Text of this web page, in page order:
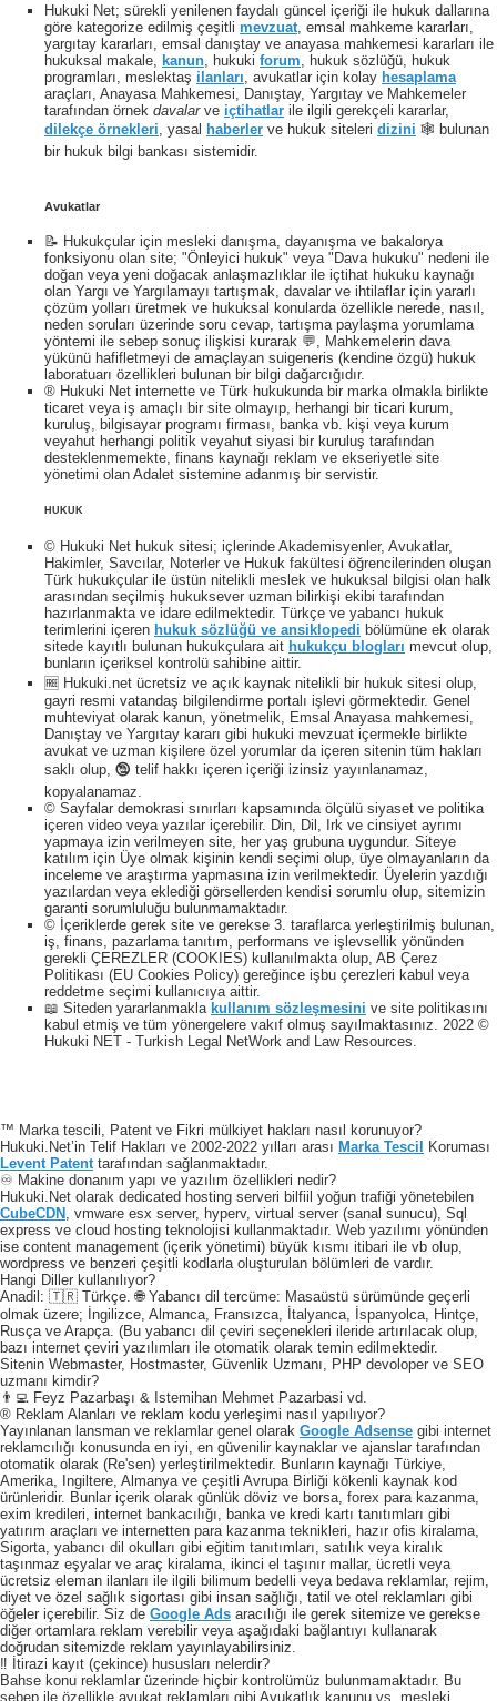
Hukuki Net; sürekli yenilenen faydalı güncel içeriği ile hukuk dallarına
göre kategorize edilmiş çeşitli mevzuat , emsal mahkeme kararları,
yargıtay kararları, emsal danıştay ve anayasa mahkemesi kararları ile
hukuksal makale, kanun , hukuki forum , hukuk sözlüğü, hukuk
programları, meslektaş ilanları , avukatlar için kolay hesaplama
araçları, Anayasa Mahkemesi, Danıştay, Yargıtay ve Mahkemeler
tarafından örnek davalarve içtihatlar ile ilgili gerekçeli kararlar,
dilekçe örnekleri , yasal haberler ve hukuk siteleri dizini 🕸 bulunan
bir hukuk bilgi bankası sistemidir.
Avukatlar
📝 Hukukçular için mesleki danışma, dayanışma ve bakalorya
fonksiyonu olan site; "Önleyici hukuk" veya "Dava hukuku" nedeni ile
doğan veya yeni doğacak anlaşmazlıklar ile içtihat hukuku kaynağı
olan Yargı ve Yargılamayı tartışmak, davalar ve ihtilaflar için yararlı
çözüm yolları üretmek ve hukuksal konularda özellikle nerede, nasıl,
neden soruları üzerinde soru cevap, tartışma paylaşma yorumlama
yöntemi ile sebep sonuç ilişkisi kurarak 💬, Mahkemelerin dava
yükünü hafifletmeyi de amaçlayan suigeneris (kendine özgü) hukuk
laboratuarı özellikleri bulunan bir bilgi dağarcığıdır.
® Hukuki Net internette ve Türk hukukunda bir marka olmakla birlikte
ticaret veya iş amaçlı bir site olmayıp, herhangi bir ticari kurum,
kuruluş, bilgisayar programı firması, banka vb. kişi veya kurum
veyahut herhangi politik veyahut siyasi bir kuruluş tarafından
desteklenmemekte, finans kaynağı reklam ve ekseriyetle site
yönetimi olan Adalet sistemine adanmış bir servistir.
HUKUK
© Hukuki Net hukuk sitesi; içlerinde Akademisyenler, Avukatlar,
Hakimler, Savcılar, Noterler ve Hukuk fakültesi öğrencilerinden oluşan
Türk hukukçular ile üstün nitelikli meslek ve hukuksal bilgisi olan halk
arasından seçilmiş hukuksever uzman bilirkişi ekibi tarafından
hazırlanmakta ve idare edilmektedir. Türkçe ve yabancı hukuk
terimlerini içeren hukuk sözlüğü ve ansiklopedi bölümüne ek olarak
sitede kayıtlı bulunan hukukçulara ait hukukçu blogları mevcut olup,
bunların içeriksel kontrolü sahibine aittir.
🆓 Hukuki.net ücretsiz ve açık kaynak nitelikli bir hukuk sitesi olup,
gayri resmi vatandaş bilgilendirme portalı işlevi görmektedir. Genel
muhteviyat olarak kanun, yönetmelik, Emsal Anayasa mahkemesi,
Danıştay ve Yargıtay kararı gibi hukuki mevzuat içermekle birlikte
avukat ve uzman kişilere özel yorumlar da içeren sitenin tüm hakları
saklı olup, 🕲 telif hakkı içeren içeriği izinsiz yayınlanamaz,
kopyalanamaz.
© Sayfalar demokrasi sınırları kapsamında ölçülü siyaset ve politika
içeren video veya yazılar içerebilir. Din, Dil, Irk ve cinsiyet ayrımı
yapmaya izin verilmeyen site, her yaş grubuna uygundur. Siteye
katılım için Üye olmak kişinin kendi seçimi olup, üye olmayanların da
inceleme ve araştırma yapmasına izin verilmektedir. Üyelerin yazdığı
yazılardan veya eklediği görsellerden kendisi sorumlu olup, sitemizin
garanti sorumluluğu bulunmamaktadır.
© İçeriklerde gerek site ve gerekse 3. taraflarca yerleştirilmiş bulunan,
iş, finans, pazarlama tanıtım, performans ve işlevsellik yönünden
gerekli ÇEREZLER (COOKIES) kullanılmakta olup, AB Çerez
Politikası (EU Cookies Policy) gereğince işbu çerezleri kabul veya
reddetme seçimi kullanıcıya aittir.
📖 Siteden yararlanmakla kullanım sözleşmesini ve site politikasını
kabul etmiş ve tüm yönergelere vakıf olmuş sayılmaktasınız. 2022 ©
Hukuki NET - Turkish Legal NetWork and Law Resources.
™ Marka tescili, Patent ve Fikri mülkiyet hakları nasıl korunuyor?
Hukuki.Net’in Telif Hakları ve 2002-2022 yılları arası Marka Tescil
Koruması
Levent Patenttarafından sağlanmaktadır.
♾️ Makine donanım yapı ve yazılım özellikleri nedir?
Hukuki.Net olarak dedicated hosting serveri bilfiil yoğun trafiği yönetebilen
CubeCDN , vmware esx server, hyperv, virtual server (sanal sunucu), Sql
express ve cloud hosting teknolojisi kullanmaktadır. Web yazılımı yönünden
ise content management (içerik yönetimi) büyük kısmı itibari ile vb olup,
wordpress ve benzeri çeşitli kodlarla oluşturulan bölümleri de vardır.
Hangi Diller kullanılıyor?
Anadil: 🇹🇷 Türkçe. 🌐 Yabancı dil tercüme: Masaüstü sürümünde geçerli
olmak üzere; İngilizce, Almanca, Fransızca, İtalyanca, İspanyolca, Hintçe,
Rusça ve Arapça. (Bu yabancı dil çeviri seçenekleri ileride artırılacak olup,
bazı internet çeviri yazılımları ile otomatik olarak temin edilmektedir.
Sitenin Webmaster, Hostmaster, Güvenlik Uzmanı, PHP devoloper ve SEO
uzmanı kimdir?
👨‍💻 Feyz Pazarbaşı & Istemihan Mehmet Pazarbasi vd.
® Reklam Alanları ve reklam kodu yerleşimi nasıl yapılıyor?
Yayınlanan lansman ve reklamlar genel olarak Google Adsense gibi internet
reklamcılığı konusunda en iyi, en güvenilir kaynaklar ve ajanslar tarafından
otomatik olarak (Re'sen) yerleştirilmektedir. Bunların kaynağı Türkiye,
Amerika, Ingiltere, Almanya ve çeşitli Avrupa Birliği kökenli kaynak kod
ürünleridir. Bunlar içerik olarak günlük döviz ve borsa, forex para kazanma,
exim kredileri, internet bankacılığı, banka ve kredi kartı tanıtımları gibi
yatırım araçları ve internetten para kazanma teknikleri, hazır ofis kiralama,
Sigorta, yabancı dil okulları gibi eğitim tanıtımları, satılık veya kiralık
taşınmaz eşyalar ve araç kiralama, ikinci el taşınır mallar, ücretli veya
ücretsiz eleman ilanları ile ilgili bilimum bedelli veya bedava reklamlar, rejim,
diyet ve özel sağlık sigortası gibi insan sağlığı, tatil ve otel reklamları gibi
öğeler içerebilir. Siz de Google Ads aracılığı ile gerek sitemize ve gerekse
diğer ortamlara reklam verebilir veya aşağıdaki bağlantıyı kullanarak
doğrudan sitemizde reklam yayınlayabilirsiniz.
‼️ İtirazi kayıt (çekince) hususları nelerdir?
Bahse konu reklamlar üzerinde hiçbir kontrolümüz bulunmamaktadır. Bu
sebep ile özellikle avukat reklamları gibi Avukatlık kanunu vs. mesleki